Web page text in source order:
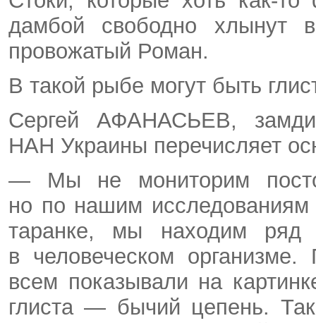
дамбой свободно
провожатый Роман.
В такой рыбе могут быть
Сергей АФАНАСЬЕВ,
НАН Украины перечисляет
— Мы не мониторим
но по нашим
таранке, мы находим ряд
в человеческом
всем показывали на
глиста — бычий цепень.